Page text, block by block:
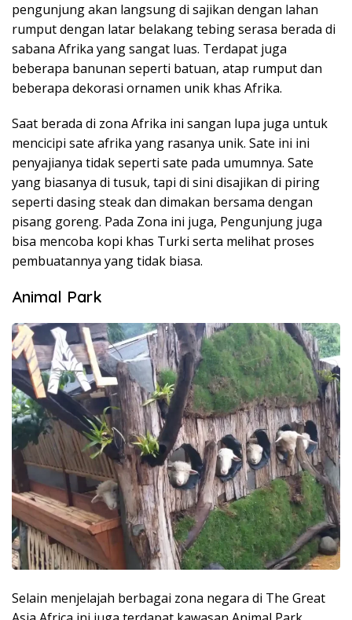
pengunjung akan langsung di sajikan dengan lahan
rumput dengan latar belakang tebing serasa berada di
sabana Afrika yang sangat luas. Terdapat juga
beberapa banunan seperti batuan, atap rumput dan
beberapa dekorasi ornamen unik khas Afrika.
Saat berada di zona Afrika ini sangan lupa juga untuk
mencicipi sate afrika yang rasanya unik. Sate ini ini
penyajianya tidak seperti sate pada umumnya. Sate
yang biasanya di tusuk, tapi di sini disajikan di piring
seperti dasing steak dan dimakan bersama dengan
pisang goreng. Pada Zona ini juga, Pengunjung juga
bisa mencoba kopi khas Turki serta melihat proses
pembuatannya yang tidak biasa.
Animal Park
Selain menjelajah berbagai zona negara di The Great